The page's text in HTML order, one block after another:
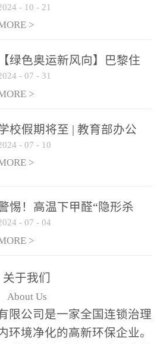
，尽显除醛品牌实力！
- 10 - 21
>
【绿色奥运新风向】巴黎住
风波：优吸环保共建健康
色家居
- 07 - 31
>
校假期将至 | 教育部办公
关于加强学校新建校舍室
空气质量管理通知
- 07 - 10
>
惕！高温下甲醛“隐形杀
”来袭，你的家安全吗？
- 07 - 04
>
关于我们
About Us
限公司是一家全国连锁治理
环境净化的高新环保企业。